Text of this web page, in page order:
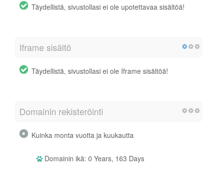
Täydellistä, sivustollasi ei ole upotettavaa sisältöä!
Iframe sisältö
Täydellistä, sivustollasi ei ole Iframe sisältöä!
Domainin rekisteröinti
Kuinka monta vuotta ja kuukautta
Domainin ikä: 0 Years, 163 Days